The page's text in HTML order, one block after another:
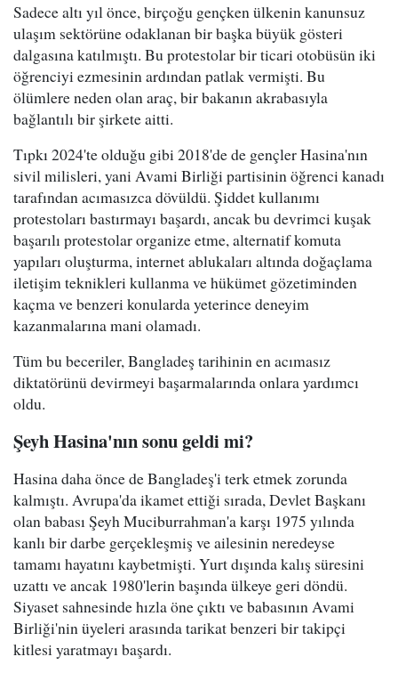
Sadece altı yıl önce, birçoğu gençken ülkenin kanunsuz
ulaşım sektörüne odaklanan bir başka büyük gösteri
dalgasına katılmıştı. Bu protestolar bir ticari otobüsün iki
öğrenciyi ezmesinin ardından patlak vermişti. Bu
ölümlere neden olan araç, bir bakanın akrabasıyla
bağlantılı bir şirkete aitti.
Tıpkı 2024'te olduğu gibi 2018'de de gençler Hasina'nın
sivil milisleri, yani Avami Birliği partisinin öğrenci kanadı
tarafından acımasızca dövüldü. Şiddet kullanımı
protestoları bastırmayı başardı, ancak bu devrimci kuşak
başarılı protestolar organize etme, alternatif komuta
yapıları oluşturma, internet ablukaları altında doğaçlama
iletişim teknikleri kullanma ve hükümet gözetiminden
kaçma ve benzeri konularda yeterince deneyim
kazanmalarına mani olamadı.
Tüm bu beceriler, Bangladeş tarihinin en acımasız
diktatörünü devirmeyi başarmalarında onlara yardımcı
oldu.
Şeyh Hasina'nın sonu geldi mi?
Hasina daha önce de Bangladeş'i terk etmek zorunda
kalmıştı. Avrupa'da ikamet ettiği sırada, Devlet Başkanı
olan babası Şeyh Muciburrahman'a karşı 1975 yılında
kanlı bir darbe gerçekleşmiş ve ailesinin neredeyse
tamamı hayatını kaybetmişti. Yurt dışında kalış süresini
uzattı ve ancak 1980'lerin başında ülkeye geri döndü.
Siyaset sahnesinde hızla öne çıktı ve babasının Avami
Birliği'nin üyeleri arasında tarikat benzeri bir takipçi
kitlesi yaratmayı başardı.